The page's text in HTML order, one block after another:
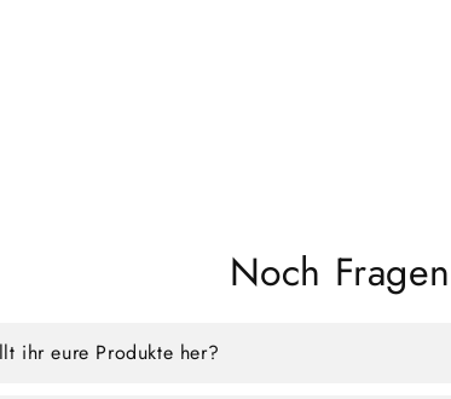
Noch
ihr eure Produkte her?